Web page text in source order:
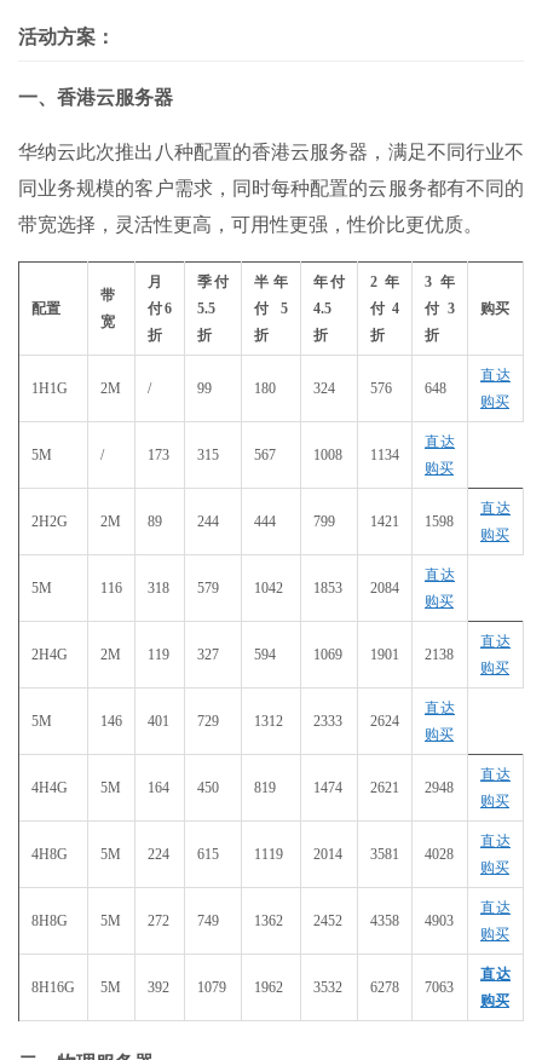
活动方案：
一、香港云服务器
华纳云此次推出八种配置的香港云服务器，满足不同行业不
同业务规模的客户需求，同时每种配置的云服务都有不同的
带宽选择，灵活性更高，可用性更强，性价比更优质。
配置
带
宽
月
付6
折
季付
5.5
折
半年
付 5
折
年付
4.5
折
2 年
付 4
折
3 年
付 3
折
购买
1H1G 2M / 99 180 324 576 648
直达
购买
5M / 173 315 567 1008 1134
直达
购买
2H2G 2M 89 244 444 799 1421 1598
直达
购买
5M 116 318 579 1042 1853 2084
直达
购买
2H4G 2M 119 327 594 1069 1901 2138
直达
购买
5M 146 401 729 1312 2333 2624
直达
购买
4H4G 5M 164 450 819 1474 2621 2948
直达
购买
4H8G 5M 224 615 1119 2014 3581 4028
直达
购买
8H8G 5M 272 749 1362 2452 4358 4903
直达
购买
8H16G 5M 392 1079 1962 3532 6278 7063
直达
购买